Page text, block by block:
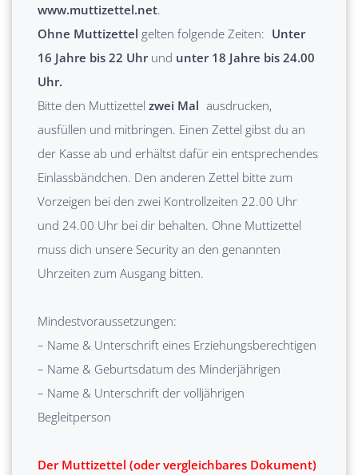
www.muttizettel.net.
Ohne Muttizettel gelten folgende Zeiten: Unter
16 Jahre bis 22 Uhr und unter 18 Jahre bis 24.00
Uhr.
Bitte den Muttizettel zwei Mal ausdrucken,
ausfüllen und mitbringen. Einen Zettel gibst du an
der Kasse ab und erhältst dafür ein entsprechendes
Einlassbändchen. Den anderen Zettel bitte zum
Vorzeigen bei den zwei Kontrollzeiten 22.00 Uhr
und 24.00 Uhr bei dir behalten. Ohne Muttizettel
muss dich unsere Security an den genannten
Uhrzeiten zum Ausgang bitten.
Mindestvoraussetzungen:
– Name & Unterschrift eines Erziehungsberechtigen
– Name & Geburtsdatum des Minderjährigen
– Name & Unterschrift der volljährigen
Begleitperson
Der Muttizettel (oder vergleichbares Dokument)